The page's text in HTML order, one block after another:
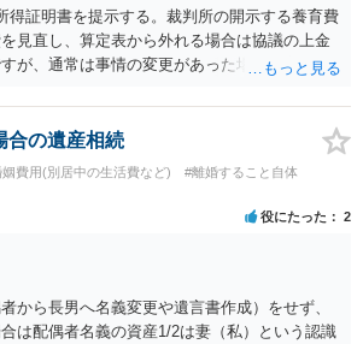
得証明書を提示する。裁判所の開示する養育費
見直し、算定表から外れる場合は協議の上金
が、通常は事情の変更があった場合に変更し
より双方協議の上増減出来る」と「通知義務
るので、私に収入が入った事は相手に通知が
ような文言が無くても養育費の見直しは適宜出
うのでしょうか？との点はそのとおりかと思
変更があった場合に変更するので毎年見直す
合の遺産相続
姻費用(別居中の生活費など)
#離婚すること自体
役にたった 2
から長男へ名義変更や遺言書作成）をせず、
は配偶者名義の資産1/2は妻（私）という認識